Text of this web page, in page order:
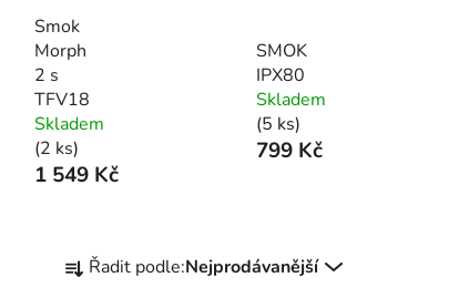
Smok
Morph
2 s
TFV18
Skladem
(2 ks)
1 549 Kč
SMOK
IPX80
Skladem
(5 ks)
799 Kč
a Řadit podle:Nejprodávanější